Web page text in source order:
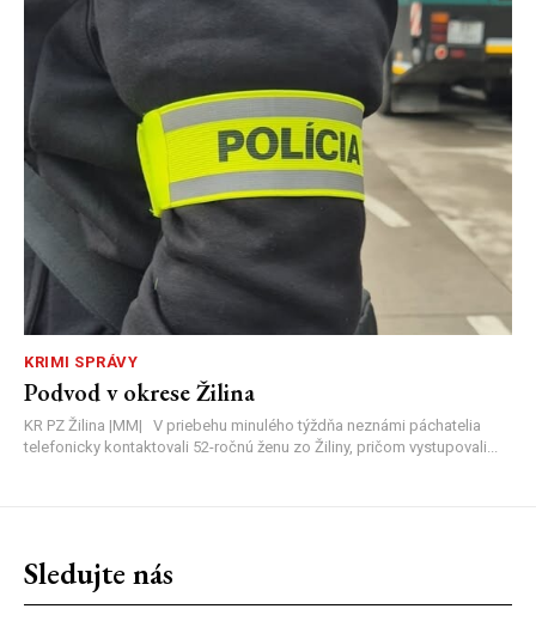
KRIMI SPRÁVY
Podvod v okrese Žilina
KR PZ Žilina |MM| V priebehu minulého týždňa neznámi páchatelia
telefonicky kontaktovali 52-ročnú ženu zo Žiliny, pričom vystupovali...
Sledujte nás